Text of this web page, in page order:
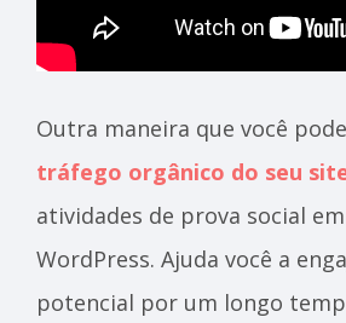
Outra maneira que você pode
tráfego orgânico do seu
atividades de prova social
WordPress. Ajuda você a
potencial por um longo